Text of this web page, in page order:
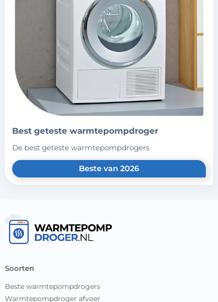
best geteste warmtepompdroger
de best geteste warmtepompdrogers
Beste van 2026
soorten
Beste warmtepompdrogers
Warmtepompdroger afvoer